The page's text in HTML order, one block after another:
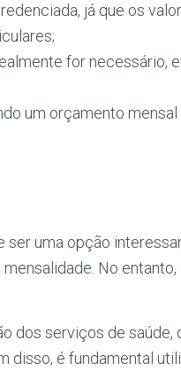
já que os
for necessário,
um orçamento
uma opção
No
dos serviços de saúde,
disso, é fundamental